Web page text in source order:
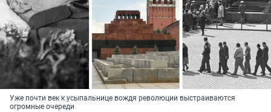
Уже почти век к усыпальнице вождя революции выстраиваются
огромные очереди